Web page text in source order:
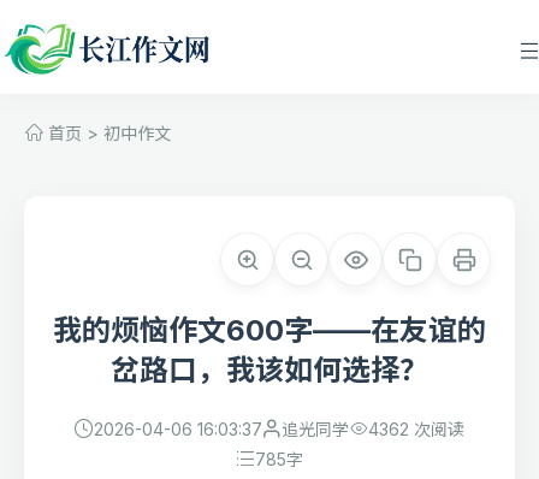
首页 > 初中作文
我的烦恼作文600字——在友谊的
岔路口，我该如何选择？
2026-04-06 16:03:37 追光同学
4362 次阅读
785字